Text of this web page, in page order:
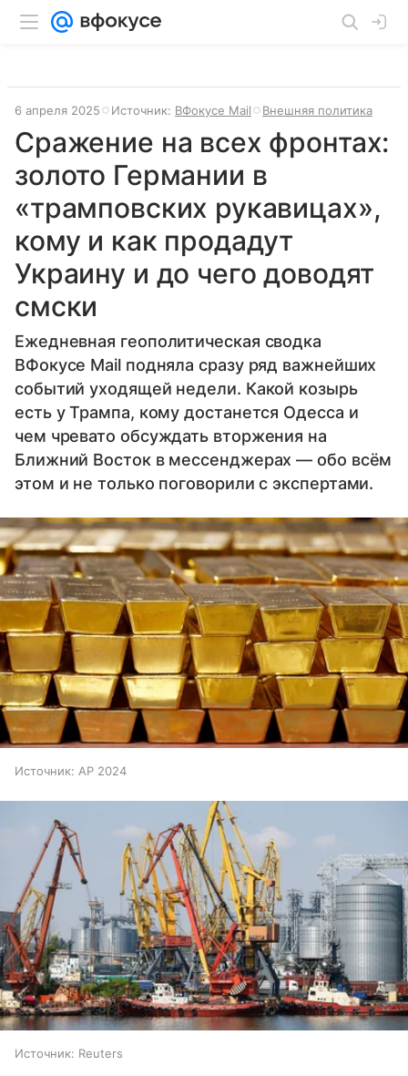
6 апреля 2025 Источник: ВФокусе Mail Внешняя политика
Сражение на всех фронтах:
золото Германии в
«трамповских рукавицах»,
кому и как продадут
Украину и до чего доводят
смски
Ежедневная геополитическая сводка
ВФокусе Mail подняла сразу ряд важнейших
событий уходящей недели. Какой козырь
есть у Трампа, кому достанется Одесса и
чем чревато обсуждать вторжения на
Ближний Восток в мессенджерах — обо всём
этом и не только поговорили с экспертами.
Источник: AP 2024
Источник: Reuters